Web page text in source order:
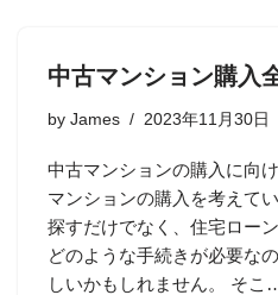
中古マンション購入
by James 2023年11月30日
中古マンションの購入に向
マンションの購入を考えて
探すだけでなく、住宅ロー
どのような手続きが必要な
しいかもしれません。 そこ